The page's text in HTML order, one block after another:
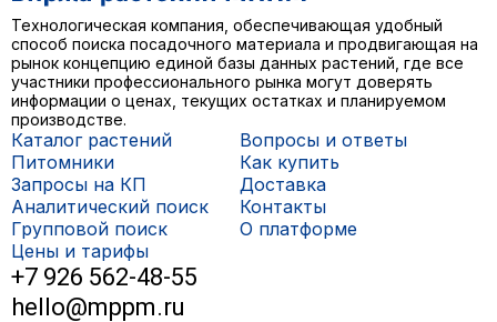
Технологическая компания, обеспечивающая удобный
способ поиска посадочного материала и продвигающая на
рынок концепцию единой базы данных растений, где все
участники профессионального рынка могут доверять
информации о ценах, текущих остатках и планируемом
производстве.
Каталог растений
Питомники
Запросы на КП
Аналитический поиск
Групповой поиск
Цены и тарифы
Вопросы и ответы
Как купить
Доставка
Контакты
О платформе
+7 926 562-48-55
hello@mppm.ru